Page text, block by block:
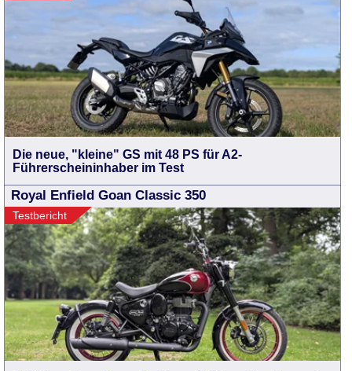
Die neue, "kleine" GS mit 48 PS für A2-
Führerscheininhaber im Test
Royal Enfield Goan Classic 350
Testbericht